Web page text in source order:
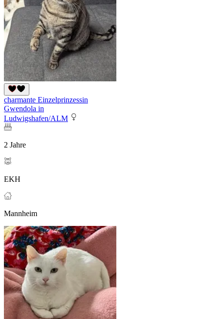
charmante Einzelprinzessin
Gwendola in
Ludwigshafen/ALM
2 Jahre
EKH
Mannheim